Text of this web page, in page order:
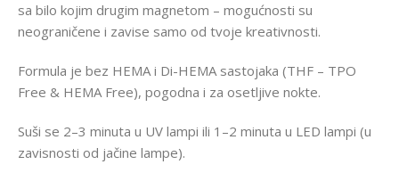
sa bilo kojim drugim magnetom – mogućnosti su
neograničene i zavise samo od tvoje kreativnosti.
Formula je bez HEMA i Di-HEMA sastojaka (THF – TPO
Free & HEMA Free), pogodna i za osetljive nokte.
Suši se 2–3 minuta u UV lampi ili 1–2 minuta u LED lampi (u
zavisnosti od jačine lampe).